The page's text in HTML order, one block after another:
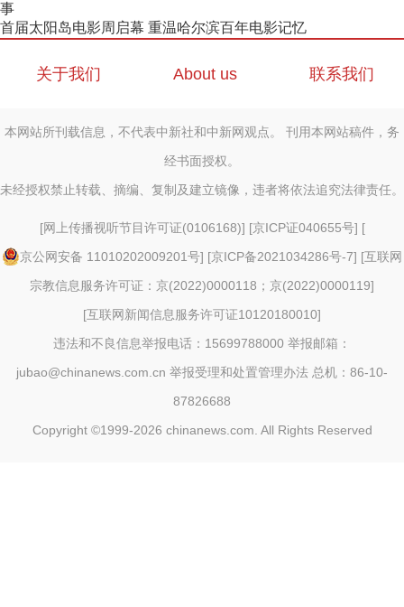
事
首届太阳岛电影周启幕 重温哈尔滨百年电影记忆
关于我们 About us 联系我们
本网站所刊载信息，不代表中新社和中新网观点。 刊用本网站稿件，务
经书面授权。
未经授权禁止转载、摘编、复制及建立镜像，违者将依法追究法律责任。
[网上传播视听节目许可证(0106168)] [京ICP证040655号] [
京公网安备 11010202009201号] [京ICP备2021034286号-7] [互联网
宗教信息服务许可证：京(2022)0000118；京(2022)0000119]
[互联网新闻信息服务许可证10120180010]
违法和不良信息举报电话：15699788000 举报邮箱：
jubao@chinanews.com.cn 举报受理和处置管理办法 总机：86-10-
87826688
Copyright ©1999-2026 chinanews.com. All Rights Reserved